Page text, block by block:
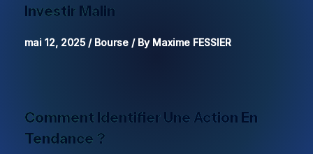
Investir Malin
mai 12, 2025 / Bourse / By Maxime FESSIER
Comment Identifier Une Action En
Tendance ?